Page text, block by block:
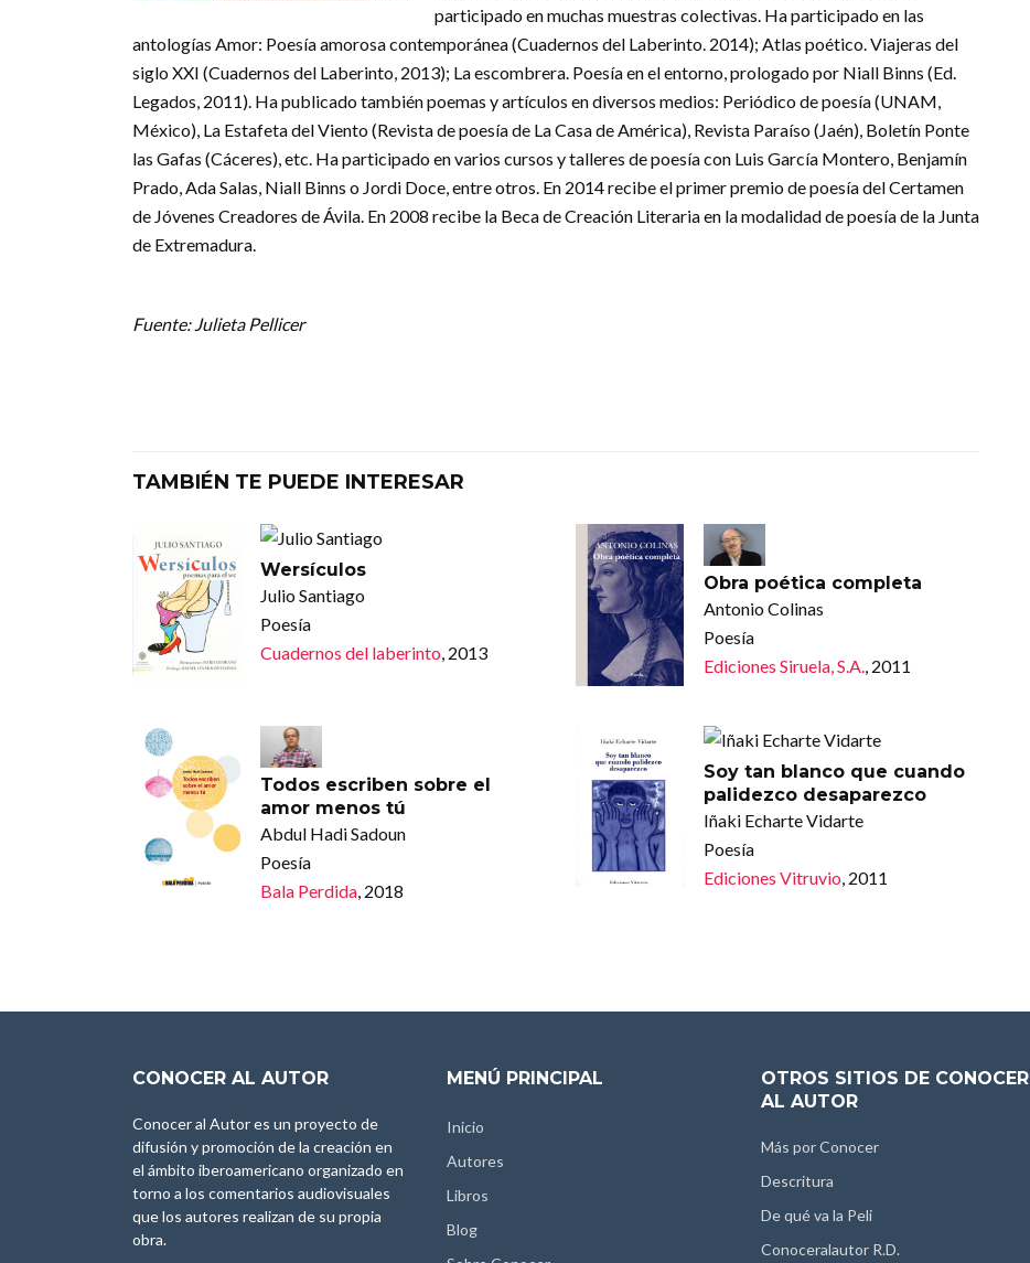
participado en muchas muestras colectivas. Ha participado en las
antologías Amor: Poesía amorosa contemporánea (Cuadernos del Laberinto. 2014); Atlas poético. Viajeras del
siglo XXI (Cuadernos del Laberinto, 2013); La escombrera. Poesía en el entorno, prologado por Niall Binns (Ed.
Legados, 2011). Ha publicado también poemas y artículos en diversos medios: Periódico de poesía (UNAM,
México), La Estafeta del Viento (Revista de poesía de La Casa de América), Revista Paraíso (Jaén), Boletín Ponte
las Gafas (Cáceres), etc. Ha participado en varios cursos y talleres de poesía con Luis García Montero, Benjamín
Prado, Ada Salas, Niall Binns o Jordi Doce, entre otros. En 2014 recibe el primer premio de poesía del Certamen
de Jóvenes Creadores de Ávila. En 2008 recibe la Beca de Creación Literaria en la modalidad de poesía de la Junta
de Extremadura.
Fuente: Julieta Pellicer
TAMBIÉN TE PUEDE INTERESAR
Wersículos
Julio Santiago
Poesía
Cuadernos del laberinto, 2013
Obra poética completa
Antonio Colinas
Poesía
Ediciones Siruela, S.A. , 2011
Todos escriben sobre el
amor menos tú
Abdul Hadi Sadoun
Poesía
Bala Perdida, 2018
Soy tan blanco que cuando
palidezco desaparezco
Iñaki Echarte Vidarte
Poesía
Ediciones Vitruvio, 2011
CONOCER AL AUTOR
Conocer al Autor es un proyecto de
difusión y promoción de la creación en
el ámbito iberoamericano organizado en
torno a los comentarios audiovisuales
que los autores realizan de su propia
obra.
MENÚ PRINCIPAL
Inicio
Autores
Libros
Blog
OTROS SITIOS DE CONOCER
AL AUTOR
Más por Conocer
Descritura
De qué va la Peli
Conoceralautor R.D.